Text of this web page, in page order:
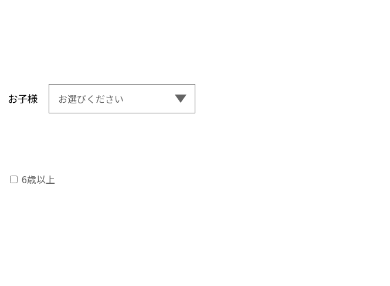
お子様
6歳以上